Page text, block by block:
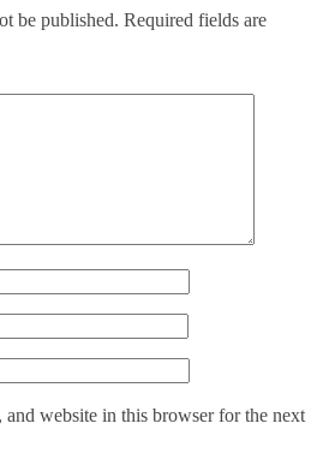
be published. Required fields are
and website in this browser for the next